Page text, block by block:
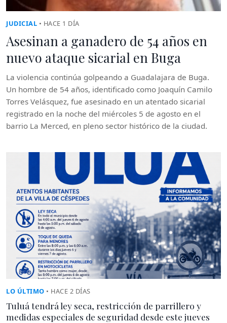
JUDICIAL • HACE 1 DÍA
Asesinan a ganadero de 54 años en
nuevo ataque sicarial en Buga
La violencia continúa golpeando a Guadalajara de Buga.
Un hombre de 54 años, identificado como Joaquín Camilo
Torres Velásquez, fue asesinado en un atentado sicarial
registrado en la noche del miércoles 5 de agosto en el
barrio La Merced, en pleno sector histórico de la ciudad.
LO ÚLTIMO • HACE 2 DÍAS
Tuluá tendrá ley seca, restricción de parrillero y
medidas especiales de seguridad desde este jueves